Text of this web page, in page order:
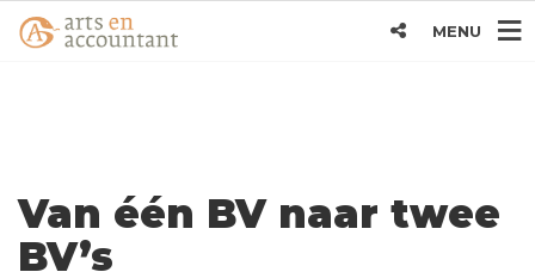
MENU
Van één BV naar twee
BV’s